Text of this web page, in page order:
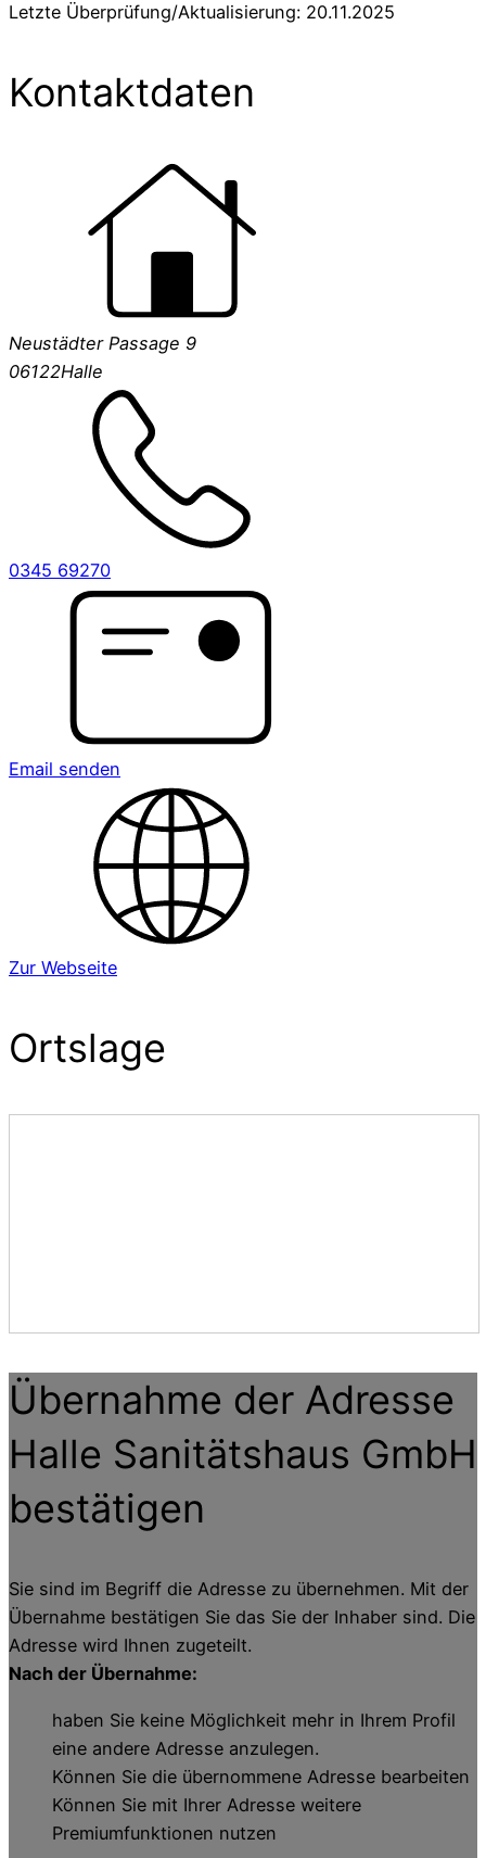
Letzte Überprüfung/Aktualisierung: 20.11.2025
Kontaktdaten
Neustädter Passage 9
06122Halle
0345 69270
Email senden
Zur Webseite
Ortslage
Übernahme der Adresse
Halle Sanitätshaus GmbH
bestätigen
Sie sind im Begriff die Adresse zu übernehmen. Mit der
Übernahme bestätigen Sie das Sie der Inhaber sind. Die
Adresse wird Ihnen zugeteilt.
Nach der Übernahme:
haben Sie keine Möglichkeit mehr in Ihrem Profil
eine andere Adresse anzulegen.
Können Sie die übernommene Adresse bearbeiten
Können Sie mit Ihrer Adresse weitere
Premiumfunktionen nutzen